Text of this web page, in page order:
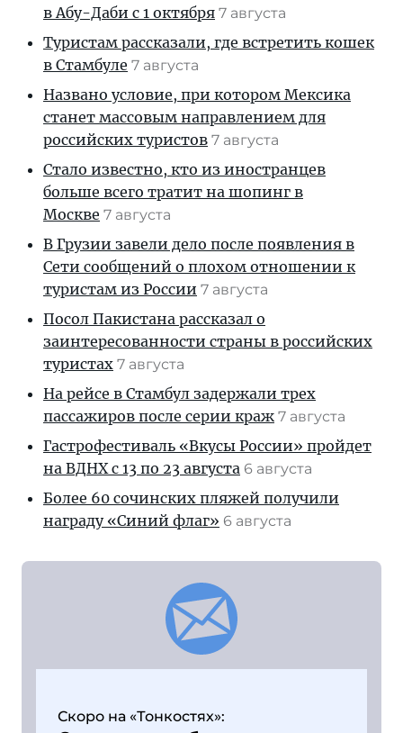
в Абу-Даби с 1 октября 7 августа
Туристам рассказали, где встретить кошек
в Стамбуле 7 августа
Названо условие, при котором Мексика
станет массовым направлением для
российских туристов 7 августа
Стало известно, кто из иностранцев
больше всего тратит на шопинг в
Москве 7 августа
В Грузии завели дело после появления в
Сети сообщений о плохом отношении к
туристам из России 7 августа
Посол Пакистана рассказал о
заинтересованности страны в российских
туристах 7 августа
На рейсе в Стамбул задержали трех
пассажиров после серии краж 7 августа
Гастрофестиваль «Вкусы России» пройдет
на ВДНХ с 13 по 23 августа 6 августа
Более 60 сочинских пляжей получили
награду «Синий флаг» 6 августа
Скоро на «Тонкостях»: